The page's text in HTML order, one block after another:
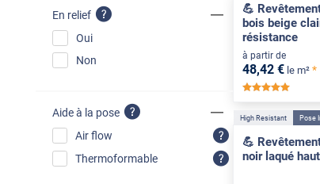
En relief
Oui
Non
Aide à la pose
Air flow
Thermoformable
💪
bois beige
résistance
à partir de
48,42 € le m² *
*****
High Resistant Pose
💪
noir laqué